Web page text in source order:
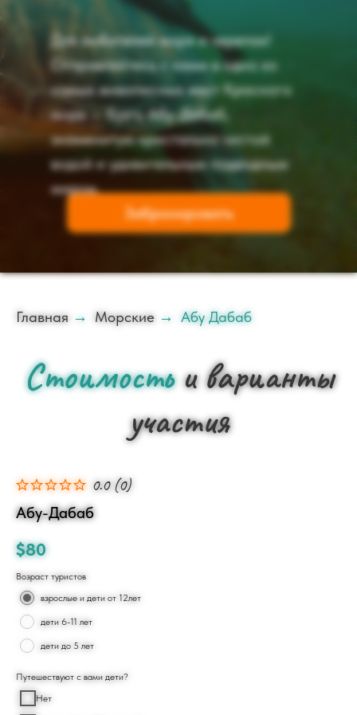
Забронировать
Для любителей моря и черепах!
Отправляйтесь с нами в одно из
самых живописных мест Красного
моря — бухту Абу-Дабаб,
знаменитую кристально чистой
водой и удивительным подводным
миром.
Главная → Морские → Абу Дабаб
Стоимостьи варианты
участия
0.0 (0)
Абу-Дабаб
$80
Возраст туристов
взрослые и дети от 12лет
дети 6-11 лет
дети до 5 лет
Путешествуют с вами дети?
Нет